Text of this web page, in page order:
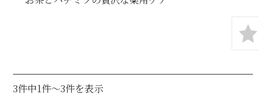
3件中1件～3件を表示